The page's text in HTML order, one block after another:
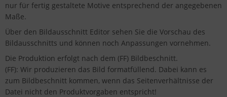
nur für fertig gestaltete Motive entsprechend der angegebenen
Maße.
Über den Bildausschnitt Editor sehen Sie die Vorschau des
Bildausschnitts und können noch Anpassungen vornehmen.
Die Produktion erfolgt nach dem (FF) Bildbeschnitt.
(FF): Wir produzieren das Bild formatfüllend. Dabei kann es
zum Bildbeschnitt kommen, wenn das Seitenverhältnisse der
Datei nicht den Produktvorgaben entspricht!